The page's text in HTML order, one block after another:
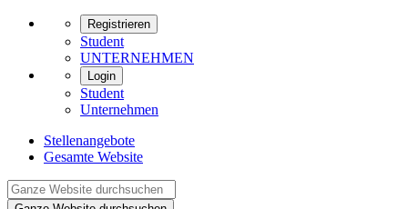
Registrieren
Student
UNTERNEHMEN
Login
Student
Unternehmen
Stellenangebote
Gesamte Website